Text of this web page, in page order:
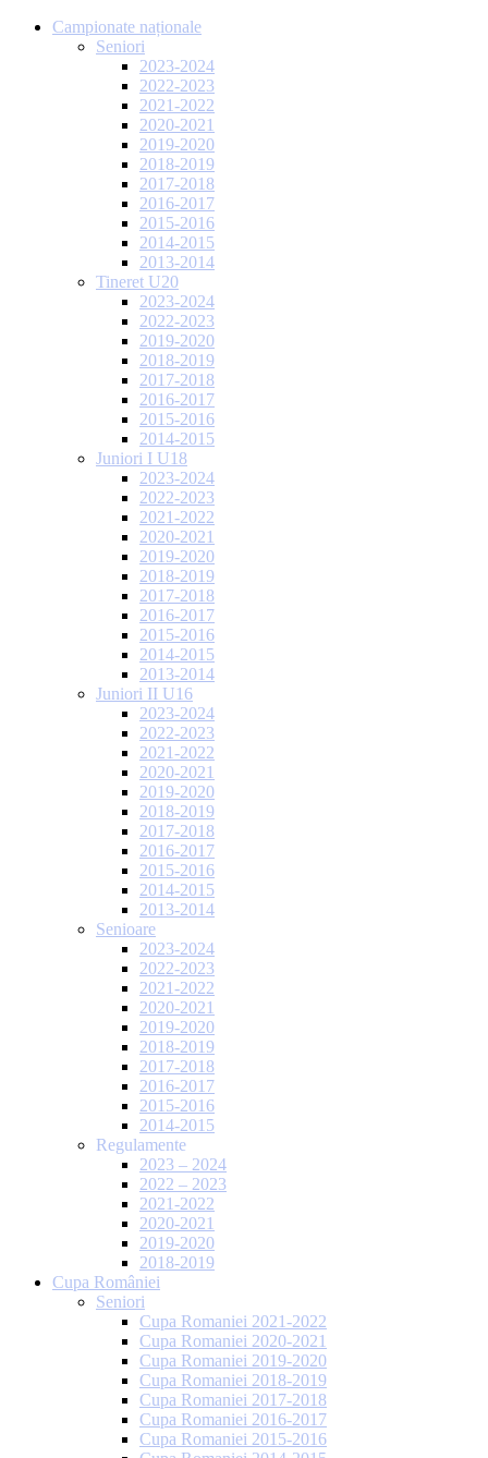
Campionate naționale
Seniori
2023-2024
2022-2023
2021-2022
2020-2021
2019-2020
2018-2019
2017-2018
2016-2017
2015-2016
2014-2015
2013-2014
Tineret U20
2023-2024
2022-2023
2019-2020
2018-2019
2017-2018
2016-2017
2015-2016
2014-2015
Juniori I U18
2023-2024
2022-2023
2021-2022
2020-2021
2019-2020
2018-2019
2017-2018
2016-2017
2015-2016
2014-2015
2013-2014
Juniori II U16
2023-2024
2022-2023
2021-2022
2020-2021
2019-2020
2018-2019
2017-2018
2016-2017
2015-2016
2014-2015
2013-2014
Senioare
2023-2024
2022-2023
2021-2022
2020-2021
2019-2020
2018-2019
2017-2018
2016-2017
2015-2016
2014-2015
Regulamente
2023 – 2024
2022 – 2023
2021-2022
2020-2021
2019-2020
2018-2019
Cupa României
Seniori
Cupa Romaniei 2021-2022
Cupa Romaniei 2020-2021
Cupa Romaniei 2019-2020
Cupa Romaniei 2018-2019
Cupa Romaniei 2017-2018
Cupa Romaniei 2016-2017
Cupa Romaniei 2015-2016